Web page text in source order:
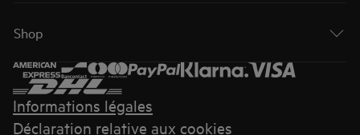
Shop
Informations légales
Déclaration relative aux cookies